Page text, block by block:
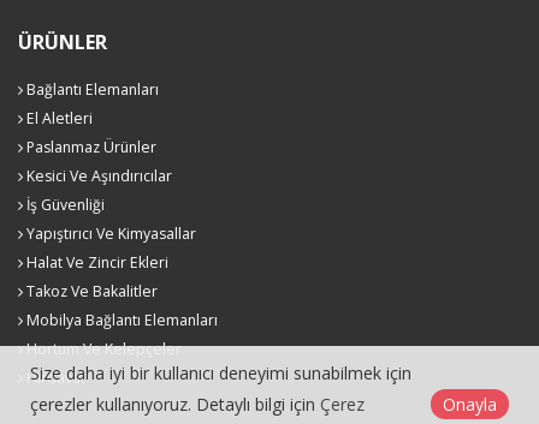
ÜRÜNLER
Bağlantı Elemanları
El Aletleri
Paslanmaz Ürünler
Kesici Ve Aşındırıcılar
İş Güvenliği
Yapıştırıcı Ve Kimyasallar
Halat Ve Zincir Ekleri
Takoz Ve Bakalitler
Mobilya Bağlantı Elemanları
Hortum Ve Kelepçeler
Hırdavat
Size daha iyi bir kullanıcı deneyimi sunabilmek için
çerezler kullanıyoruz. Detaylı bilgi için Çerez Onayla